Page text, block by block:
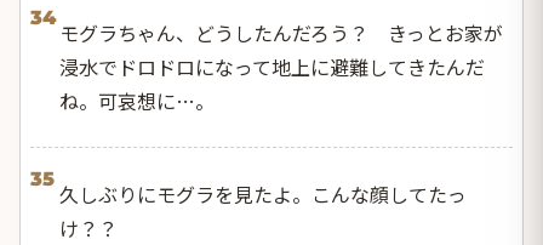
34
モグラちゃん、どうしたんだろう？ きっとお家が
浸水でドロドロになって地上に避難してきたんだ
ね。可哀想に…。
35
久しぶりにモグラを見たよ。こんな顔してたっ
け？？